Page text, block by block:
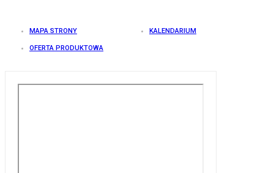
MAPA STRONY KALENDARIUM
OFERTA PRODUKTOWA